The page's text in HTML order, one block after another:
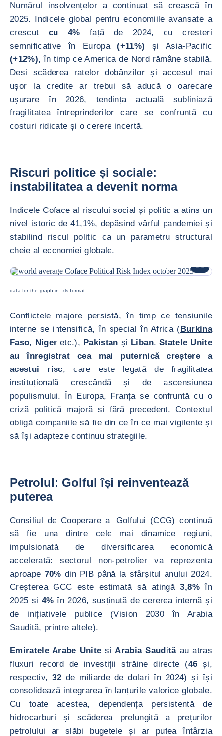
Numărul insolvențelor a continuat să crească în
2025. Indicele global pentru economiile avansate a
crescut cu 4%față de 2024, cu creșteri
semnificative în Europa(+11%) și Asia-Pacific
(+12%),în timp ce America de Nord rămâne stabilă.
Deși scăderea ratelor dobânzilor și accesul mai
ușor la credite ar trebui să aducă o oarecare
ușurare în 2026, tendința actuală subliniază
fragilitatea întreprinderilor care se confruntă cu
costuri ridicate și o cerere incertă.
Riscuri politice și sociale:
instabilitatea a devenit norma
Indicele Coface al riscului social și politic a atins un
nivel istoric de 41,1%, depășind vârful pandemiei și
stabilind riscul politic ca un parametru structural
cheie al economiei globale.
data for the graph in .xls format
Conflictele majore persistă, în timp ce tensiunile
interne se intensifică, în special în Africa (Burkina
Faso, Niger etc.), Pakistan și Liban.Statele Unite
au înregistrat cea mai puternică creștere a
acestui risc, care este legată de fragilitatea
instituțională crescândă și de ascensiunea
populismului. În Europa, Franța se confruntă cu o
criză politică majoră și fără precedent. Contextul
obligă companiile să fie din ce în ce mai vigilente și
să își adapteze continuu strategiile.
Petrolul: Golful își reinventează
puterea
Consiliul de Cooperare al Golfului (CCG) continuă
să fie una dintre cele mai dinamice regiuni,
impulsionată de diversificarea economică
accelerată: sectorul non-petrolier va reprezenta
aproape 70% din PIB până la sfârșitul anului 2024.
Creșterea GCC este estimată să atingă3,8%în
2025 și4%în 2026, susținută de cererea internă și
de inițiativele publice (Vision 2030 în Arabia
Saudită, printre altele).
Emiratele Arabe Unite șiArabia Saudităau atras
fluxuri record de investiții străine directe (46 și,
respectiv, 32 de miliarde de dolari în 2024) și își
consolidează integrarea în lanțurile valorice globale.
Cu toate acestea, dependența persistentă de
hidrocarburi și scăderea prelungită a prețurilor
petrolului ar slăbi bugetele și ar putea întârzia